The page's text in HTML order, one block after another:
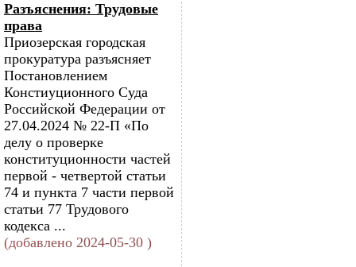
Разъяснения: Трудовые
права
Приозерская городская
прокуратура разъясняет
Постановлением
Констиуционного Суда
Российской Федерации от
27.04.2024 № 22-П «По
делу о проверке
конституционности частей
первой - четвертой статьи
74 и пункта 7 части первой
статьи 77 Трудового
кодекса ...
(добавлено 2024-05-30 )